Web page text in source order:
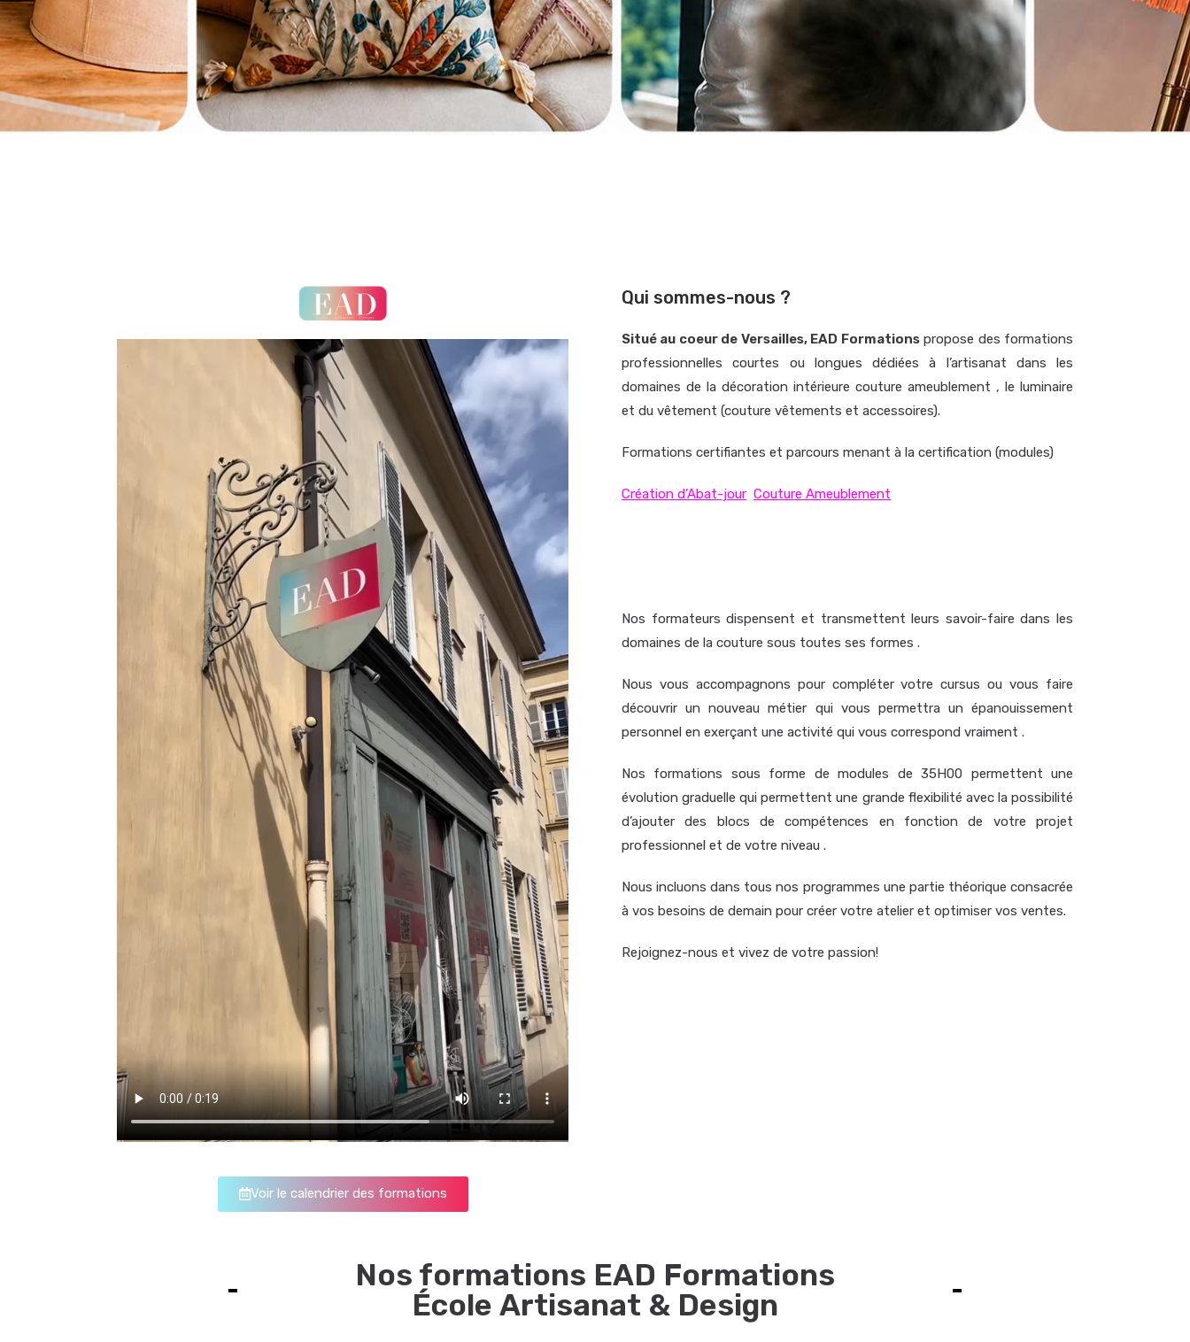
Voir le calendrier des formations
Qui sommes-nous ?
Situé au coeur de Versailles, EAD Formationspropose des formations
professionnelles courtes ou longues dédiées à l’artisanat dans les
domaines de la décoration intérieure couture ameublement , le luminaire
et du vêtement (couture vêtements et accessoires).
Formations certifiantes et parcours menant à la certification (modules)
Création d’Abat-jour Couture Ameublement
Nos formateurs dispensent et transmettent leurs savoir-faire dans les
domaines de la couture sous toutes ses formes .
Nous vous accompagnons pour compléter votre cursus ou vous faire
découvrir un nouveau métier qui vous permettra un épanouissement
personnel en exerçant une activité qui vous correspond vraiment .
Nos formations sous forme de modules de 35H00 permettent une
évolution graduelle qui permettent une grande flexibilité avec la possibilité
d’ajouter des blocs de compétences en fonction de votre projet
professionnel et de votre niveau .
Nous incluons dans tous nos programmes une partie théorique consacrée
à vos besoins de demain pour créer votre atelier et optimiser vos ventes.
Rejoignez-nous et vivez de votre passion!
Nos formations EAD Formations
École Artisanat & Design